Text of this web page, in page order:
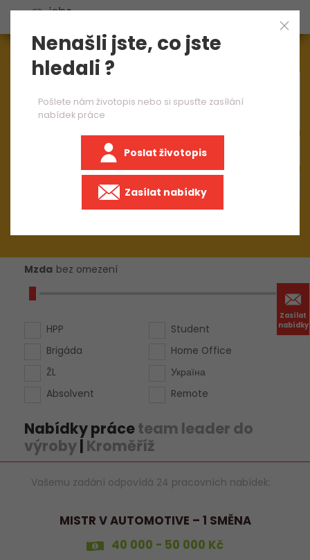
Zasílat
nabídky
Aktuálně1544nabídek práce
Mzda bez omezení
HPP
Brigáda
ŽL
Absolvent
Student
Home Office
Україна
Remote
Nabídky práceteam leader do
výroby| Kroměříž
Vašemu zadání odpovídá 24 pracovních nabídek:
MISTR V AUTOMOTIVE – 1 SMĚNA
40 000 - 50 000 Kč
Nenašli jste, co jste
hledali ?
Pošlete nám životopis nebo si spusťte zasílání
nabídek práce
Poslat životopis
Zasílat nabídky